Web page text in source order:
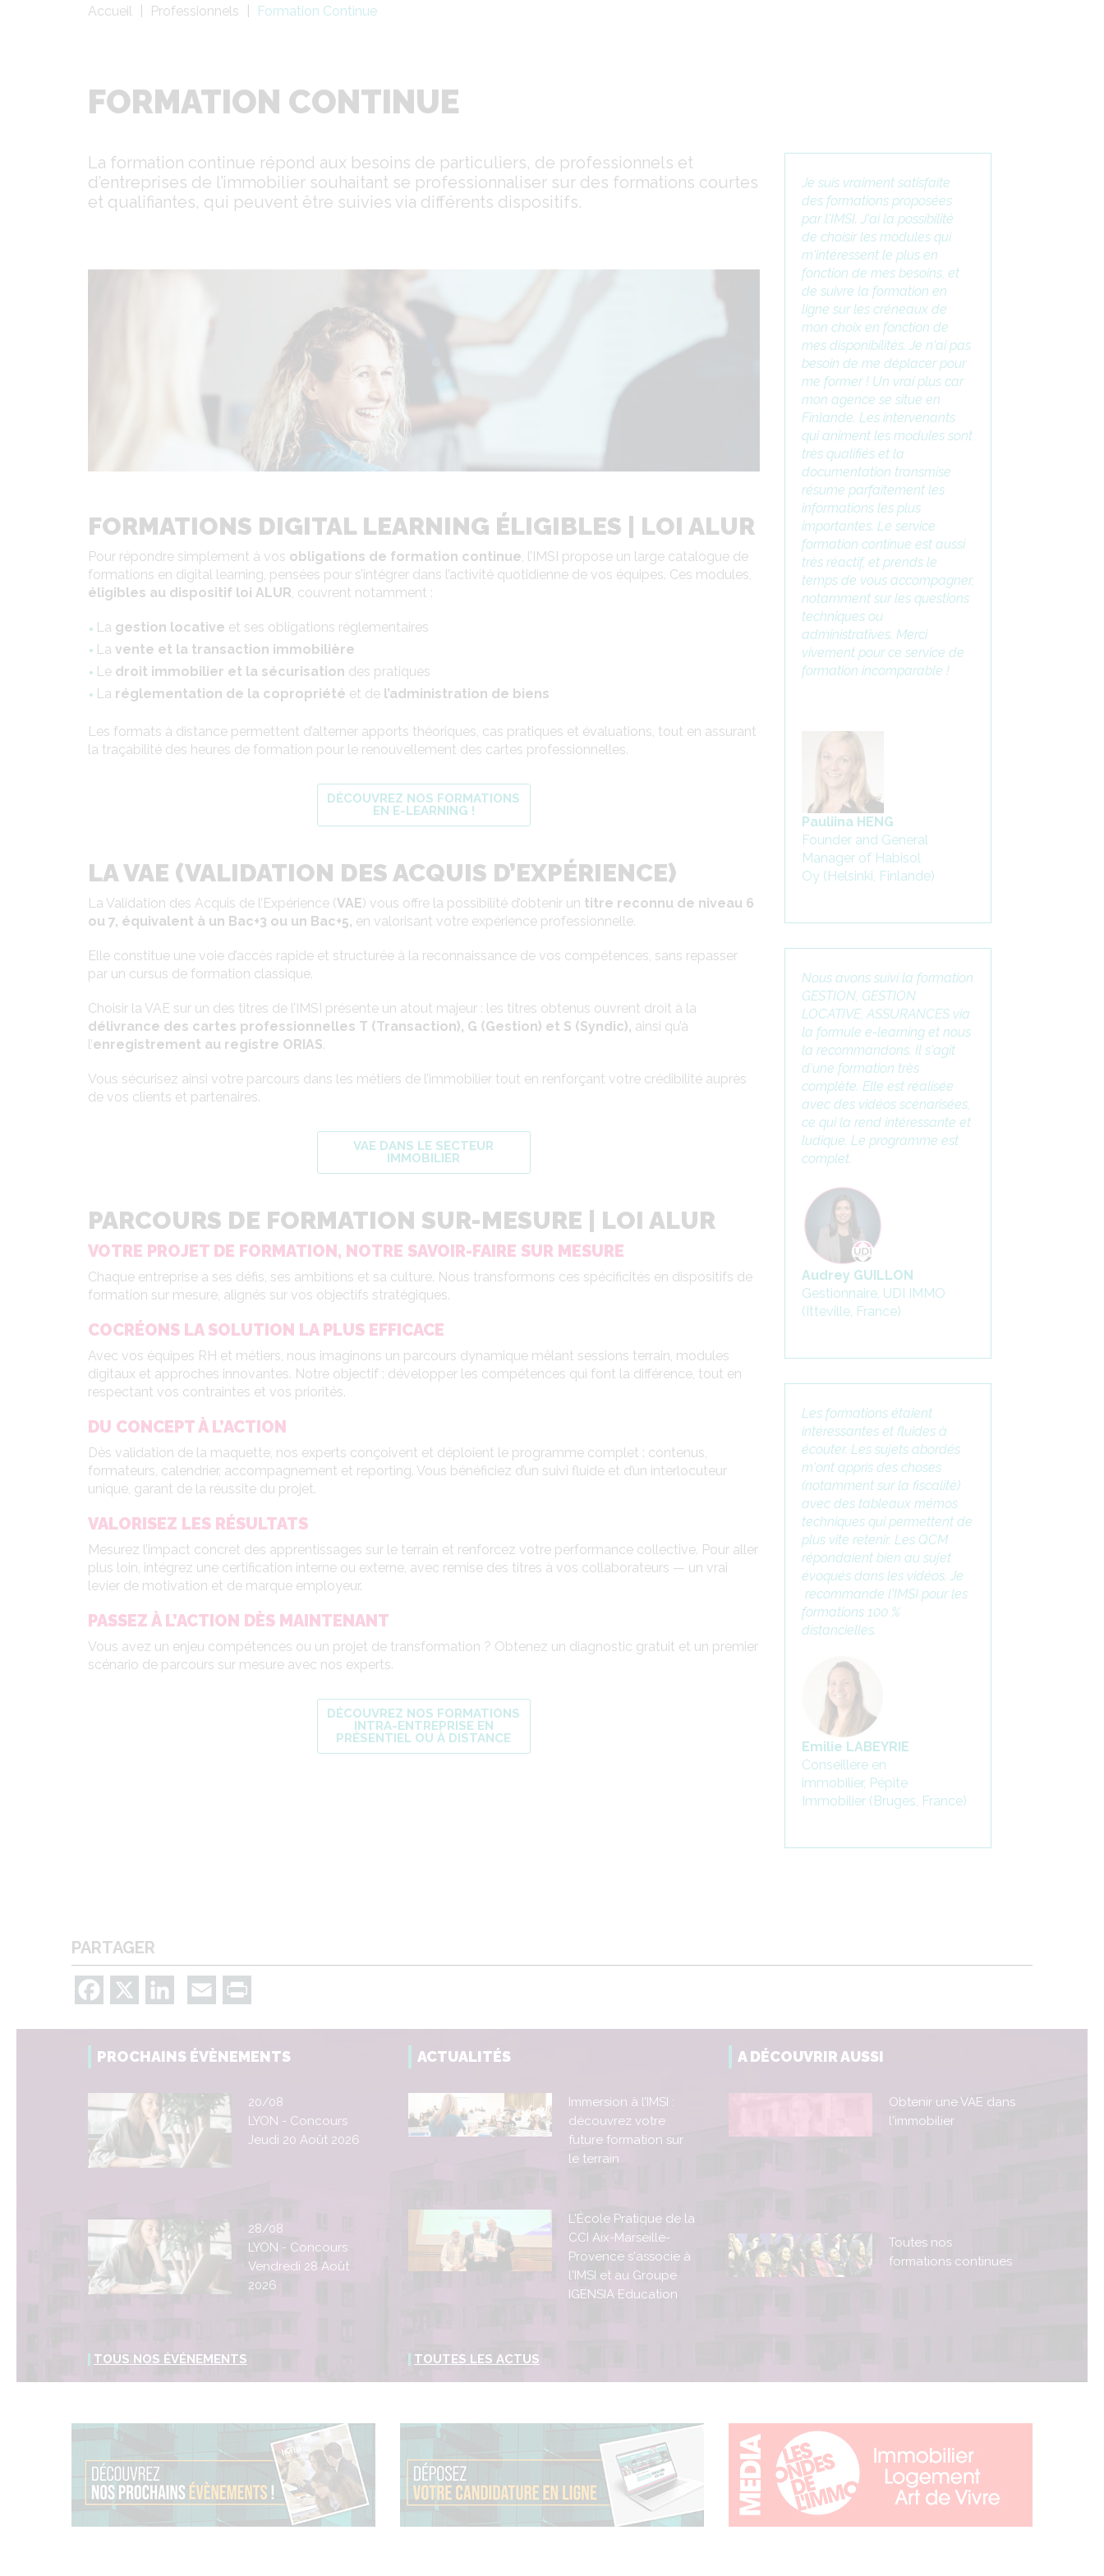
Fil
Accueil Professionnels Formation Continue
FORMATION CONTINUE
La formation continue répond aux besoins de particuliers, de professionnels et
d’entreprises de l’immobilier souhaitant se professionnaliser sur des formations courtes
et qualifiantes, qui peuvent être suivies via différents dispositifs.
FORMATIONS DIGITAL LEARNING ÉLIGIBLES | LOI ALUR
Pour répondre simplement à vos obligations de formation continue, l’IMSI propose un large catalogue de
formations en digital learning, pensées pour s’intégrer dans l’activité quotidienne de vos équipes. Ces modules,
éligibles au dispositif loi ALUR, couvrent notamment :
La gestion locative et ses obligations réglementaires
La vente et la transaction immobilière
Le droit immobilier et la sécurisation des pratiques
La réglementation de la copropriété et de l’administration de biens
Les formats à distance permettent d’alterner apports théoriques, cas pratiques et évaluations, tout en assurant
la traçabilité des heures de formation pour le renouvellement des cartes professionnelles.
DÉCOUVREZ NOS FORMATIONS
EN E-LEARNING !
LA VAE (VALIDATION DES ACQUIS D’EXPÉRIENCE)
La Validation des Acquis de l’Expérience (VAE) vous offre la possibilité d’obtenir un titre reconnu de niveau 6
ou 7, équivalent à un Bac+3 ou un Bac+5, en valorisant votre expérience professionnelle.
Elle constitue une voie d’accès rapide et structurée à la reconnaissance de vos compétences, sans repasser
par un cursus de formation classique.
Choisir la VAE sur un des titres de l’IMSI présente un atout majeur : les titres obtenus ouvrent droit à la
délivrance des cartes professionnelles T (Transaction), G (Gestion) et S (Syndic), ainsi qu’à
l’enregistrement au registre ORIAS.
Vous sécurisez ainsi votre parcours dans les métiers de l’immobilier tout en renforçant votre crédibilité auprès
de vos clients et partenaires.
VAE DANS LE SECTEUR
IMMOBILIER
PARCOURS DE FORMATION SUR-MESURE | LOI ALUR
VOTRE PROJET DE FORMATION, NOTRE SAVOIR-FAIRE SUR MESURE
Chaque entreprise a ses défis, ses ambitions et sa culture. Nous transformons ces spécificités en dispositifs de
formation sur mesure, alignés sur vos objectifs stratégiques.
COCRÉONS LA SOLUTION LA PLUS EFFICACE
Avec vos équipes RH et métiers, nous imaginons un parcours dynamique mêlant sessions terrain, modules
digitaux et approches innovantes. Notre objectif : développer les compétences qui font la différence, tout en
respectant vos contraintes et vos priorités.
DU CONCEPT À L’ACTION
Dès validation de la maquette, nos experts conçoivent et déploient le programme complet : contenus,
formateurs, calendrier, accompagnement et reporting. Vous bénéficiez d’un suivi fluide et d’un interlocuteur
unique, garant de la réussite du projet.
VALORISEZ LES RÉSULTATS
Mesurez l’impact concret des apprentissages sur le terrain et renforcez votre performance collective. Pour aller
plus loin, intégrez une certification interne ou externe, avec remise des titres à vos collaborateurs — un vrai
levier de motivation et de marque employeur.
PASSEZ À L’ACTION DÈS MAINTENANT
Vous avez un enjeu compétences ou un projet de transformation ? Obtenez un diagnostic gratuit et un premier
scénario de parcours sur mesure avec nos experts.
DÉCOUVREZ NOS FORMATIONS
INTRA-ENTREPRISE EN
PRÉSENTIEL OU À DISTANCE
Je suis vraiment satisfaite
des formations proposées
par l'IMSI. J'ai la possibilité
de choisir les modules qui
m'intéressent le plus en
fonction de mes besoins, et
de suivre la formation en
ligne sur les créneaux de
mon choix en fonction de
mes disponibilités. Je n'ai pas
besoin de me déplacer pour
me former ! Un vrai plus car
mon agence se situe en
Finlande. Les intervenants
qui animent les modules sont
très qualifiés et la
documentation transmise
résume parfaitement les
informations les plus
importantes. Le service
formation continue est aussi
très réactif, et prends le
temps de vous accompagner,
notamment sur les questions
techniques ou
administratives. Merci
vivement pour ce service de
formation incomparable !
Pauliina HENG
Founder and General
Manager of Habisol
Oy (Helsinki, Finlande)
Nous avons suivi la formation
GESTION, GESTION
LOCATIVE, ASSURANCES via
la formule e-learning et nous
la recommandons. Il s'agit
d'une formation très
complète. Elle est réalisée
avec des vidéos scénarisées,
ce qui la rend intéressante et
ludique. Le programme est
complet.
Audrey GUILLON
Gestionnaire, UDI IMMO
(Itteville, France)
Les formations étaient
intéressantes et fluides à
écouter. Les sujets abordés
m'ont appris des choses
(notamment sur la fiscalité)
avec des tableaux mémos
techniques qui permettent de
plus vite retenir. Les QCM
répondaient bien au sujet
évoqués dans les vidéos. Je
recommande l'IMSI pour les
formations 100 %
distancielles.
Emilie LABEYRIE
Conseillère en
immobilier, Pépite
Immobilier (Bruges, France)
PARTAGER
Facebook LinkedIn Email
PROCHAINS ÉVÈNEMENTS
20/08
LYON - Concours
Jeudi 20 Août 2026
28/08
LYON - Concours
Vendredi 28 Août
2026
TOUS NOS ÉVÉNEMENTS
ACTUALITÉS
Immersion à l’IMSI :
découvrez votre
future formation sur
le terrain
L'École Pratique de la
CCI Aix-Marseille-
Provence s'associe à
l'IMSI et au Groupe
IGENSIA Education
TOUTES LES ACTUS
A DÉCOUVRIR AUSSI
Obtenir une VAE dans
l'immobilier
Toutes nos
formations continues